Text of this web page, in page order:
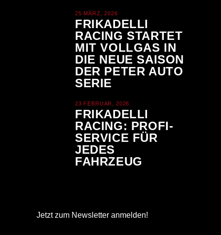
25 MÄRZ, 2026
FRIKADELLI
RACING STARTET
MIT VOLLGAS IN
DIE NEUE SAISON
DER PETER AUTO
SERIE
23 FEBRUAR, 2026
FRIKADELLI
RACING: PROFI-
SERVICE FÜR
JEDES
FAHRZEUG
Jetzt zum Newsletter anmelden!